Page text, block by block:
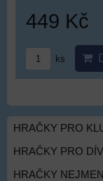
449 Kč
ks
HRAČKY PRO
HRAČKY PRO
HRAČKY